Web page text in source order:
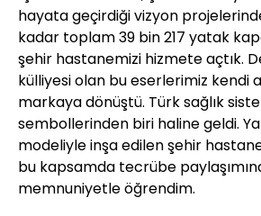
hayata geçirdiği vizyon
kadar toplam 39 bin 217 yatak
şehir hastanemizi hizmete açtık.
külliyesi olan bu eserlerimiz kendi
markaya dönüştü. Türk sağlık
sembollerinden biri haline geldi.
modeliyle inşa edilen şehir
bu kapsamda tecrübe
memnuniyetle öğrendim.